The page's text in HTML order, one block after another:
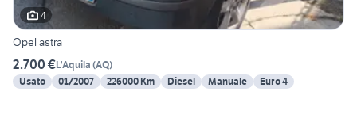
4
Opel astra
2.700 €L'Aquila (AQ)
Usato
01/2007 226000 Km Diesel Manuale Euro 4